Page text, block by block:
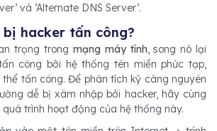
và ‘Alternate DNS Server’.
bị hacker tấn công?
trọng trong mạng máy tính, song nó lại
công bởi hệ thống tên miền phức tạp,
thể tấn công. Để phân tích kỹ càng nguyên
dễ bị xâm nhập bởi hacker, hãy cùng
trình hoạt động của hệ thống này.